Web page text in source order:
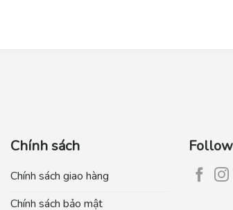
Chính sách
Chính sách giao hàng
Chính sách bảo mật